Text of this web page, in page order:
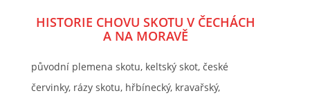
HISTORIE CHOVU SKOTU V ČECHÁCH
A NA MORAVĚ
původní plemena skotu, keltský skot, české
červinky, rázy skotu, hřbínecký, kravařský,